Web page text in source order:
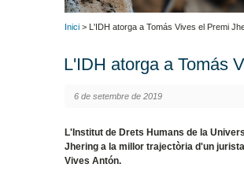
Inici > L'IDH atorga a Tomás Vives el Premi
L'IDH atorga a Tomás
6 de setembre de 2019
L'Institut de Drets Humans de la
Jhering a la millor trajectòria d'un
Vives Antón.